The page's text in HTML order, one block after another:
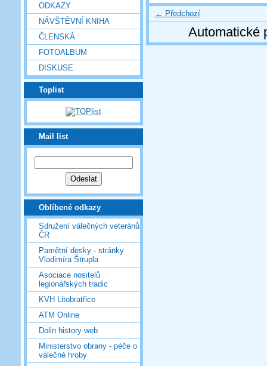
ODKAZY
NÁVŠTĚVNÍ KNIHA
ČLENSKÁ
FOTOALBUM
DISKUSE
Toplist
Mail list
Oblíbené odkazy
Sdružení válečných veteránů
ČR
Pamětní desky - stránky
Vladimíra Štrupla
Asociace nositelů
legionářských tradic
KVH Litobratřice
ATM Online
Dolin history web
Ministerstvo obrany - péče o
válečné hroby
← Předchozí
Automatické